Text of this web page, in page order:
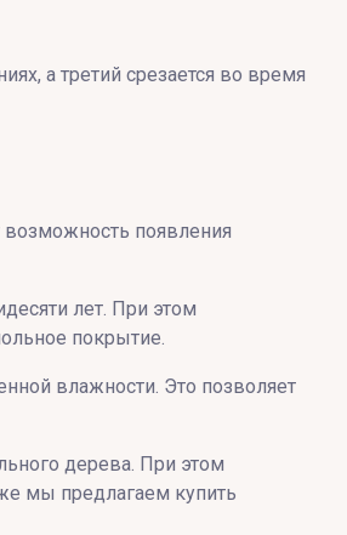
а третий срезается во время
возможность появления
лет. При этом
покрытие.
влажности. Это позволяет
дерева. При этом
мы предлагаем купить